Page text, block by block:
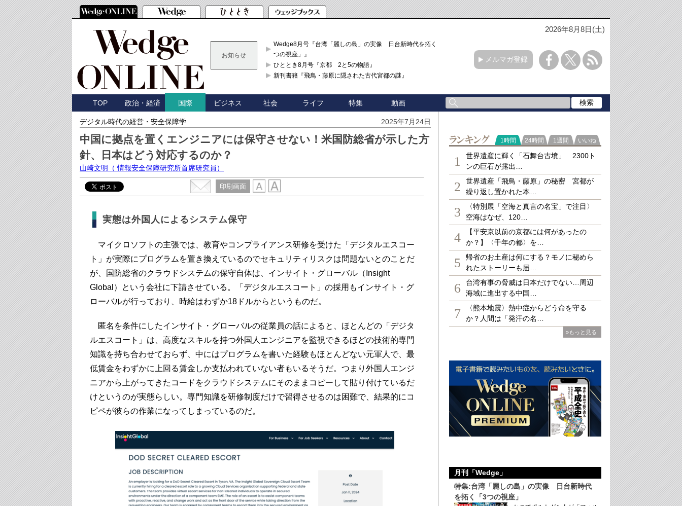
2026年8月8日(土)
お知らせ
Wedge8月号『台湾「麗しの島」の実像 日台新時代を拓く「3
つの視座」』
ひととき8月号『京都 2と5の物語』
新刊書籍『飛鳥・藤原に隠された古代宮都の謎』
メルマガ登録
TOP 政治・経済 国際 ビジネス 社会 ライフ 特集 動画
デジタル時代の経営・安全保障学 2025年7月24日
中国に拠点を置くエンジニアには保守させない！米国防総省が示した方
針、日本はどう対応するのか？
山崎文明 （ 情報安全保障研究所首席研究員）
印刷画面
実態は外国人によるシステム保守
マイクロソフトの主張では、教育やコンプライアンス研修を受けた「デジタルエスコー
ト」が実際にプログラムを置き換えているのでセキュリティリスクは問題ないとのことだ
が、国防総省のクラウドシステムの保守自体は、インサイト・グローバル（Insight
Global）という会社に下請させている。「デジタルエスコート」の採用もインサイト・グ
ローバルが行っており、時給はわずか18ドルからというものだ。
匿名を条件にしたインサイト・グローバルの従業員の話によると、ほとんどの「デジタ
ルエスコート」は、高度なスキルを持つ外国人エンジニアを監視できるほどの技術的専門
知識を持ち合わせておらず、中にはプログラムを書いた経験もほとんどない元軍人で、最
低賃金をわずかに上回る賃金しか支払われていない者もいるそうだ。つまり外国人エンジ
ニアから上がってきたコードをクラウドシステムにそのままコピーして貼り付けているだ
けというのが実態らしい。専門知識を研修制度だけで習得させるのは困難で、結果的にコ
ピペが彼らの作業になってしまっているのだ。
ランキング
1時間 24時間 1週間 いいね
1
世界遺産に輝く「石舞台古墳」 2300ト
ンの巨石が露出…
2
世界遺産「飛鳥・藤原」の秘密 宮都が
繰り返し置かれた本…
3
〈特別展「空海と真言の名宝」で注目〉
空海はなぜ、120…
4
【平安京以前の京都には何があったの
か？】〈千年の都〉を…
5
帰省のお土産は何にする？モノに秘めら
れたストーリーも届…
6
台湾有事の脅威は日本だけでない…周辺
海域に進出する中国…
7
〈熊本地震〉熱中症からどう命を守る
か？人間は「発汗の名…
»もっと見る
月刊「Wedge」
特集:台湾「麗しの島」の実像 日台新時代
を拓く「3つの視座」